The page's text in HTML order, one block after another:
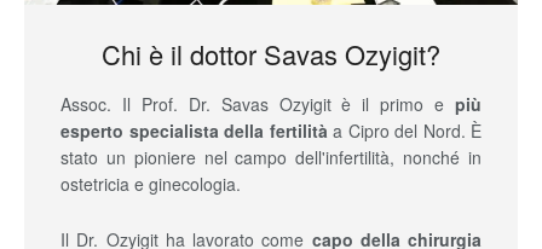
Chi è il dottor Savas Ozyigit?
Assoc. Il Prof. Dr. Savas Ozyigit è il primo e più
esperto specialista della fertilità a Cipro del Nord. È
stato un pioniere nel campo dell'infertilità, nonché in
ostetricia e ginecologia.
Il Dr. Ozyigit ha lavorato come capo della chirurgia